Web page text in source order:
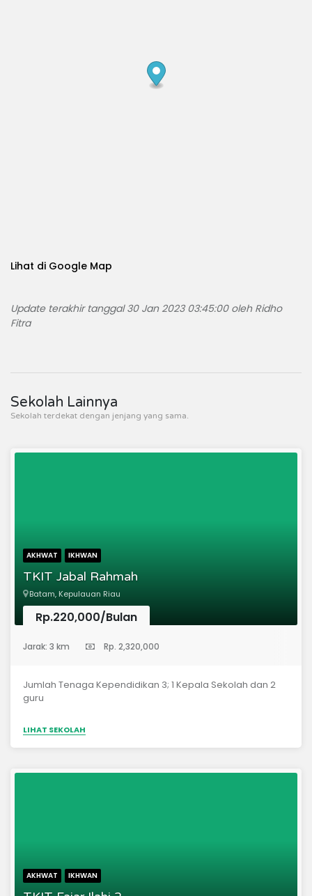
Lihat di Google Map
Update terakhir tanggal 30 Jan 2023 03:45:00 oleh Ridho
Fitra
Sekolah Lainnya
Sekolah terdekat dengan jenjang yang sama.
AKHWAT IKHWAN
TKIT Jabal Rahmah
Batam, Kepulauan Riau
Rp.220,000/Bulan
Jarak: 3 km Rp. 2,320,000
Jumlah Tenaga Kependidikan 3; 1 Kepala Sekolah dan 2
guru
LIHAT SEKOLAH
AKHWAT IKHWAN